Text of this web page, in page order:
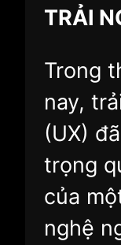
TRẢI
Trong
nay,
(UX)
trọng
của
nghệ